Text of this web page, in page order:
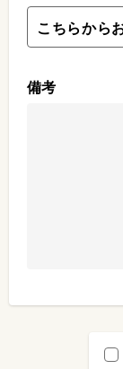
備考